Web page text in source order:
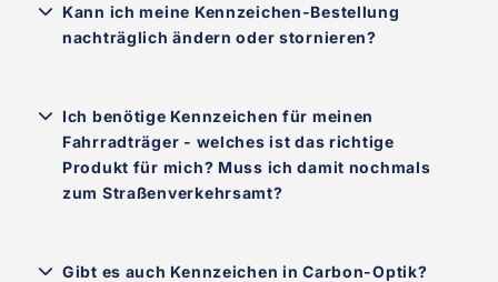
Kann ich meine Kennzeichen-Bestellung
nachträglich ändern oder stornieren?
Ich benötige Kennzeichen für meinen
Fahrradträger - welches ist das richtige
Produkt für mich? Muss ich damit nochmals
zum Straßenverkehrsamt?
Gibt es auch Kennzeichen in Carbon-Optik?